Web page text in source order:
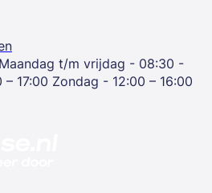
Maandag t/m vrijdag - 08:30 -
17:00 Zondag - 12:00 – 16:00